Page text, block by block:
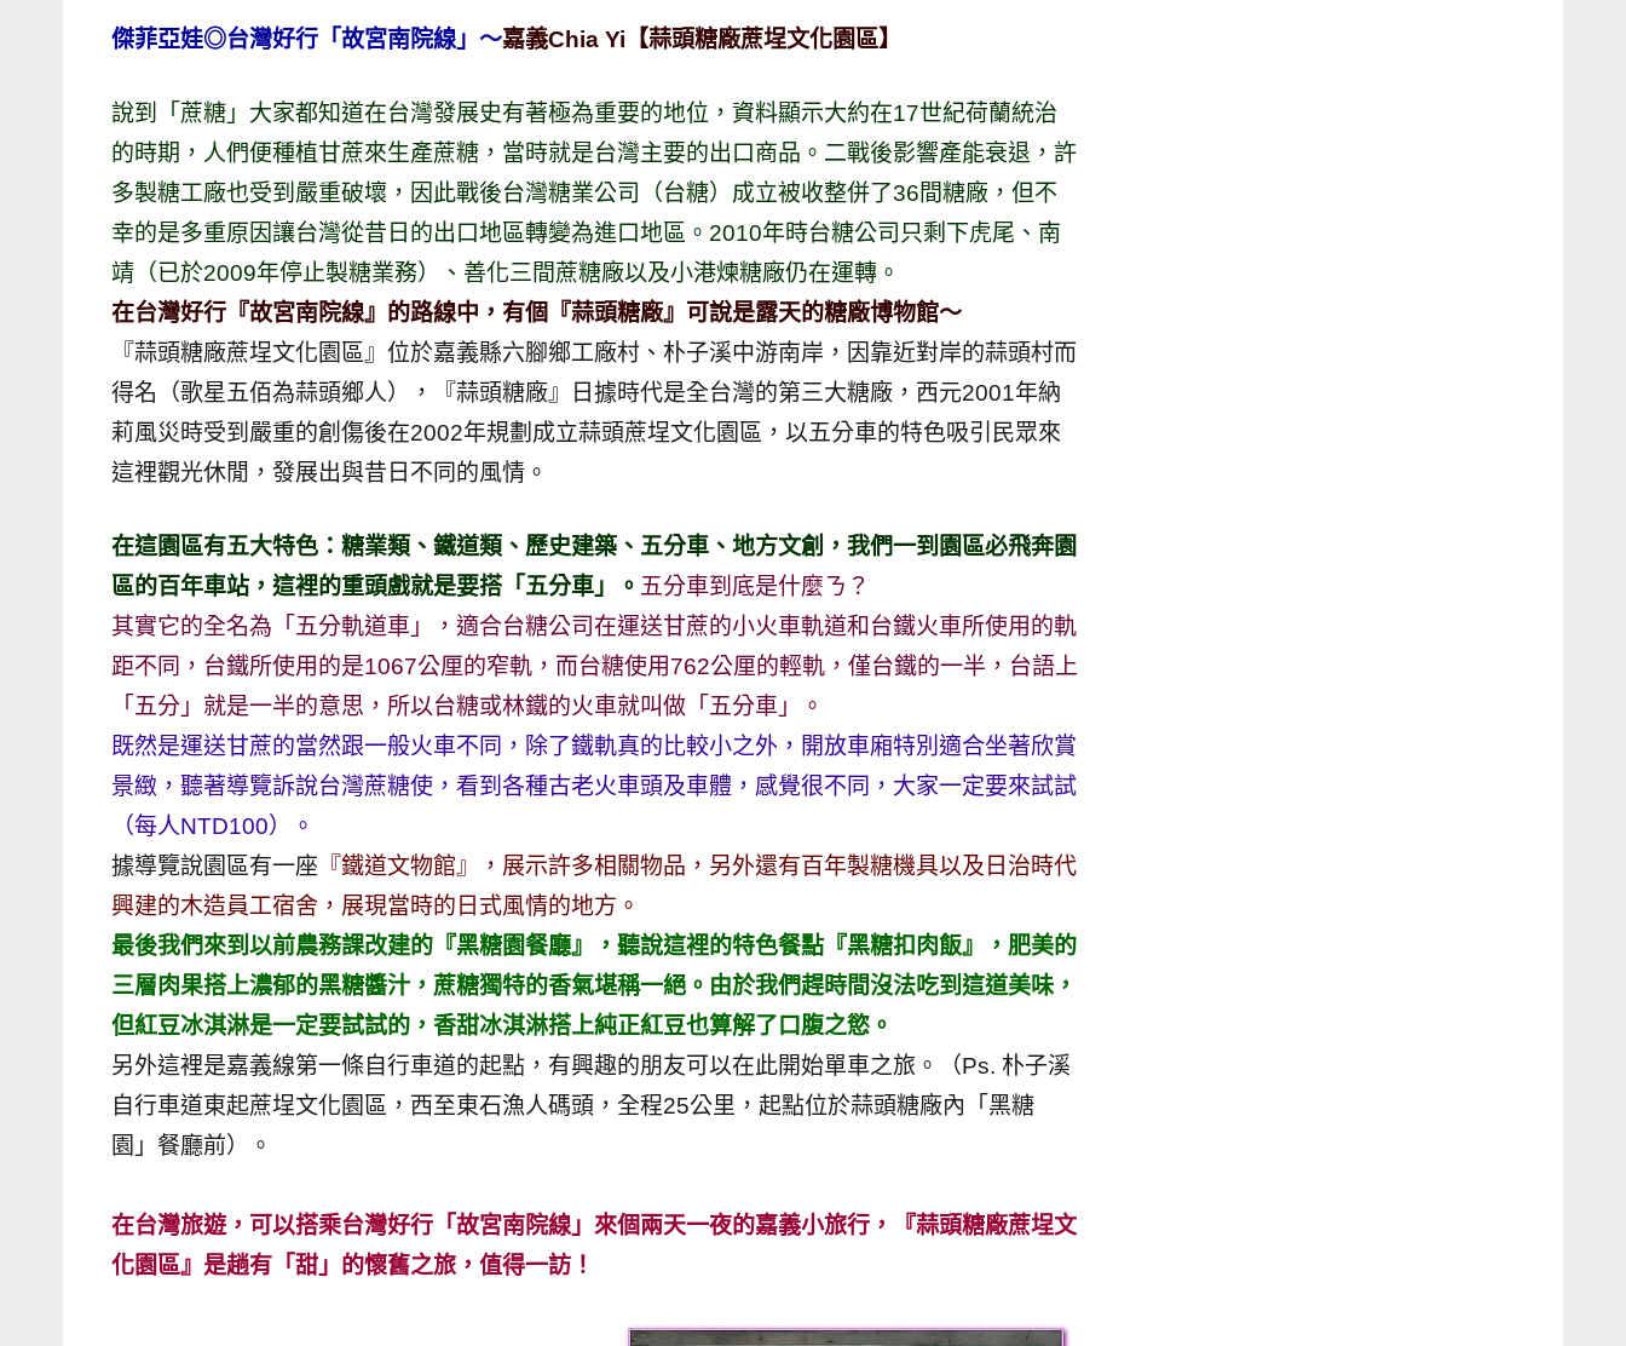
賓、
金
號
節
目
班
底、
外
節
目
主
吳
哥
窟
泰
國
旅
遊
書
作
各
發
表
會
及
活
主
持、
校
企
傑菲亞娃◎台灣好行「故宮南院線」～嘉義Chia Yi【蒜頭糖廠蔗埕文化園區】
說到「蔗糖」大家都知道在台灣發展史有著極為重要的地位，資料顯示大約在17世紀荷蘭統治
的時期，人們便種植甘蔗來生產蔗糖，當時就是台灣主要的出口商品。二戰後影響產能衰退，許
多製糖工廠也受到嚴重破壞，因此戰後台灣糖業公司（台糖）成立被收整併了36間糖廠，但不
幸的是多重原因讓台灣從昔日的出口地區轉變為進口地區。2010年時台糖公司只剩下虎尾、南
靖（已於2009年停止製糖業務）、善化三間蔗糖廠以及小港煉糖廠仍在運轉。
在台灣好行『故宮南院線』的路線中，有個『蒜頭糖廠』可說是露天的糖廠博物館～
『蒜頭糖廠蔗埕文化園區』位於嘉義縣六腳鄉工廠村、朴子溪中游南岸，因靠近對岸的蒜頭村而
得名（歌星五佰為蒜頭鄉人），『蒜頭糖廠』日據時代是全台灣的第三大糖廠，西元2001年納
莉風災時受到嚴重的創傷後在2002年規劃成立蒜頭蔗埕文化園區，以五分車的特色吸引民眾來
這裡觀光休閒，發展出與昔日不同的風情。
在這園區有五大特色：糖業類、鐵道類、歷史建築、五分車、地方文創，我們一到園區必飛奔園
區的百年車站，這裡的重頭戲就是要搭「五分車」。 五分車到底是什麼ㄋ？
其實它的全名為「五分軌道車」，適合台糖公司在運送甘蔗的小火車軌道和台鐵火車所使用的軌
距不同，台鐵所使用的是1067公厘的窄軌，而台糖使用762公厘的輕軌，僅台鐵的一半，台語上
「五分」就是一半的意思，所以台糖或林鐵的火車就叫做「五分車」。
既然是運送甘蔗的當然跟一般火車不同，除了鐵軌真的比較小之外，開放車廂特別適合坐著欣賞
景緻，聽著導覽訴說台灣蔗糖使，看到各種古老火車頭及車體，感覺很不同，大家一定要來試試
（每人NTD100）。
據導覽說園區有一座 『鐵道文物館』，展示許多相關物品，另外還有百年製糖機具以及日治時代
興建的木造員工宿舍，展現當時的日式風情的地方。
最後我們來到以前農務課改建的『黑糖園餐廳』，聽說這裡的特色餐點『黑糖扣肉飯』，肥美的
三層肉果搭上濃郁的黑糖醬汁，蔗糖獨特的香氣堪稱一絕。由於我們趕時間沒法吃到這道美味，
但紅豆冰淇淋是一定要試試的，香甜冰淇淋搭上純正紅豆也算解了口腹之慾。
另外這裡是嘉義線第一條自行車道的起點，有興趣的朋友可以在此開始單車之旅。（Ps. 朴子溪
自行車道東起蔗埕文化園區，西至東石漁人碼頭，全程25公里，起點位於蒜頭糖廠內「黑糖
園」餐廳前）。
在台灣旅遊，可以搭乘台灣好行「故宮南院線」來個兩天一夜的嘉義小旅行，『蒜頭糖廠蔗埕文
化園區』是趟有「甜」的懷舊之旅，值得一訪！